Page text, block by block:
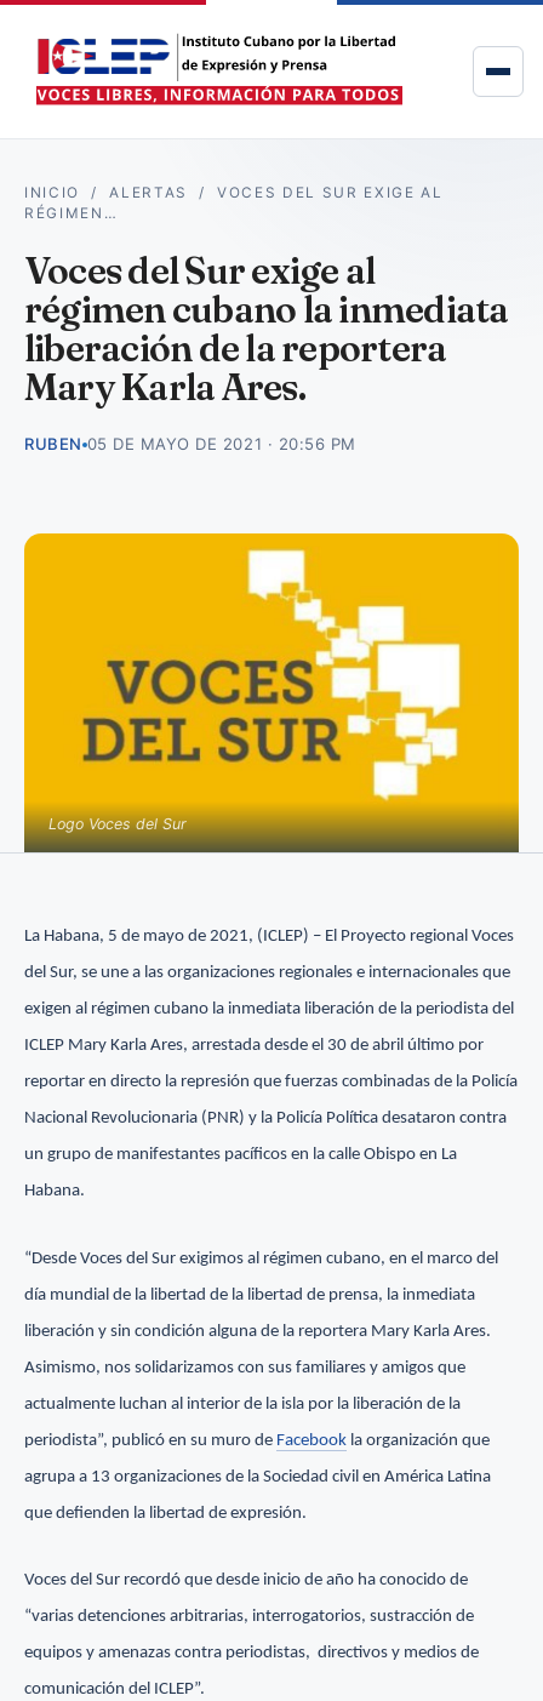
INICIO /ALERTAS /VOCES DEL SUR EXIGE AL
RÉGIMEN…
Voces del Sur exige al
régimen cubano la inmediata
liberación de la reportera
Mary Karla Ares.
RUBEN 05 DE MAYO DE 2021 · 20:56 PM
Logo Voces del Sur
La Habana, 5 de mayo de 2021, (ICLEP) – El Proyecto regional Voces
del Sur, se une a las organizaciones regionales e internacionales que
exigen al régimen cubano la inmediata liberación de la periodista del
ICLEP Mary Karla Ares, arrestada desde el 30 de abril último por
reportar en directo la represión que fuerzas combinadas de la Policía
Nacional Revolucionaria (PNR) y la Policía Política desataron contra
un grupo de manifestantes pacíficos en la calle Obispo en La
Habana.
“Desde Voces del Sur exigimos al régimen cubano, en el marco del
día mundial de la libertad de la libertad de prensa, la inmediata
liberación y sin condición alguna de la reportera Mary Karla Ares.
Asimismo, nos solidarizamos con sus familiares y amigos que
actualmente luchan al interior de la isla por la liberación de la
periodista”, publicó en su muro de Facebook la organización que
agrupa a 13 organizaciones de la Sociedad civil en América Latina
que defienden la libertad de expresión.
Voces del Sur recordó que desde inicio de año ha conocido de
“varias detenciones arbitrarias, interrogatorios, sustracción de
equipos y amenazas contra periodistas, directivos y medios de
comunicación del ICLEP”.